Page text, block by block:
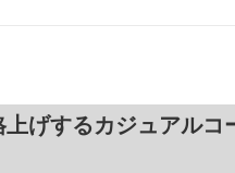
げするカジュアル